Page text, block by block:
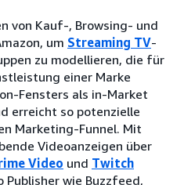
von Kauf-, Browsing- und
um Streaming TV-
zu modellieren, die für
einer Marke
Fensters als in-Market
erreicht so potenzielle
Marketing-Funnel. Mit
Videoanzeigen über
Video und Twitch
Publisher wie Buzzfeed,